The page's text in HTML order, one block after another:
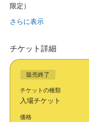
限定）
さらに表示
チケット詳細
販売終了
チケットの種類
入場チケット
価格